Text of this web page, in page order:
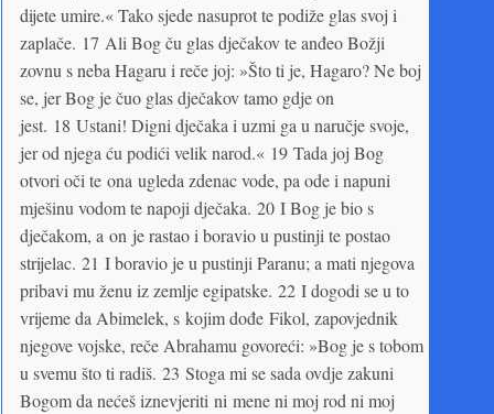
dijete umire.« Tako sjede nasuprot te podiže glas svoj i
zaplače. 17 Ali Bog ču glas dječakov te anđeo Božji
zovnu s neba Hagaru i reče joj: »Što ti je, Hagaro? Ne boj
se, jer Bog je čuo glas dječakov tamo gdje on
jest. 18 Ustani! Digni dječaka i uzmi ga u naručje svoje,
jer od njega ću podići velik narod.« 19 Tada joj Bog
otvori oči te ona ugleda zdenac vode, pa ode i napuni
mješinu vodom te napoji dječaka. 20 I Bog je bio s
dječakom, a on je rastao i boravio u pustinji te postao
strijelac. 21 I boravio je u pustinji Paranu; a mati njegova
pribavi mu ženu iz zemlje egipatske. 22 I dogodi se u to
vrijeme da Abimelek, s kojim dođe Fikol, zapovjednik
njegove vojske, reče Abrahamu govoreći: »Bog je s tobom
u svemu što ti radiš. 23 Stoga mi se sada ovdje zakuni
Bogom da nećeš iznevjeriti ni mene ni moj rod ni moj